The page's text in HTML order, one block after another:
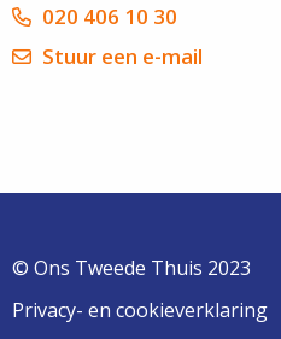
020 406 10 30
Stuur een e-mail
© Ons Tweede Thuis 2023
Privacy- en cookieverklaring